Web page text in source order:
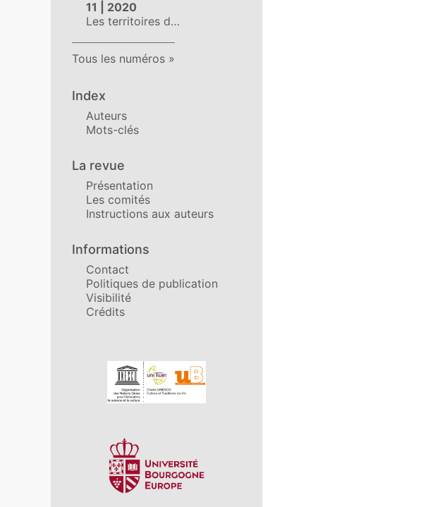
11 | 2020
Les territoires d…
Tous les numéros
Index
Auteurs
Mots-clés
La revue
Présentation
Les comités
Instructions aux auteurs
Informations
Contact
Politiques de publication
Visibilité
Crédits
Affiliations/partenaires